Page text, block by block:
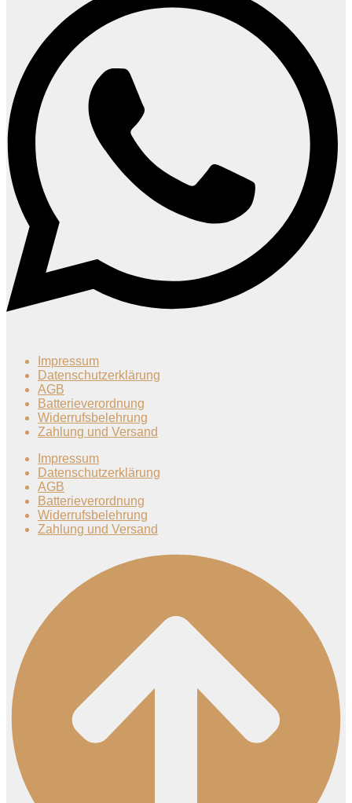
Impressum
Datenschutzerklärung
AGB
Batterieverordnung
Widerrufsbelehrung
Zahlung und Versand
Impressum
Datenschutzerklärung
AGB
Batterieverordnung
Widerrufsbelehrung
Zahlung und Versand